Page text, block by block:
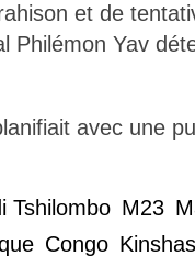
et de
Philémon Yav
avec une
Tshilombo M23
Congo